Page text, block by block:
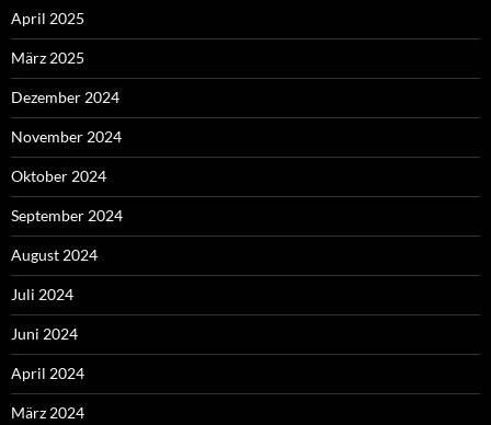
April 2025
März 2025
Dezember 2024
November 2024
Oktober 2024
September 2024
August 2024
Juli 2024
Juni 2024
April 2024
März 2024